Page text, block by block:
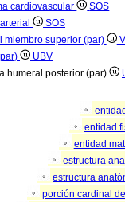
cardiovascular
SOS
SOS
miembro superior (par)
UBV
humeral posterior (par)
entidad
entidad
estructura
estructura
porción cardinal